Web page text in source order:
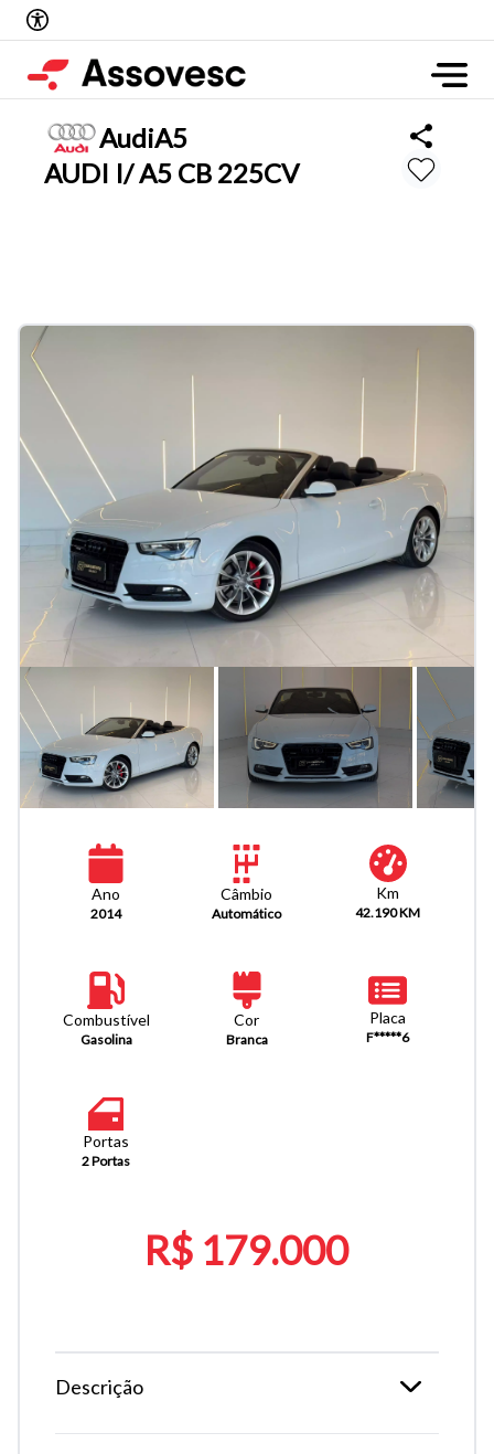
AudiA5
AUDI I/ A5 CB 225CV
Ano
2014
Câmbio
Automático
Km
42.190 KM
Combustível
Gasolina
Cor
Branca
Placa
F*****6
Portas
2 Portas
R$ 179.000
Descrição